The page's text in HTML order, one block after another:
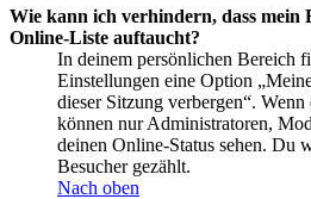
Wie kann ich verhindern, dass mein
Online-Liste auftaucht?
In deinem persönlichen Bereich
Einstellungen eine Option
dieser Sitzung verbergen“.
können nur Administratoren,
deinen Online-Status sehen. Du
Besucher gezählt.
Nach oben